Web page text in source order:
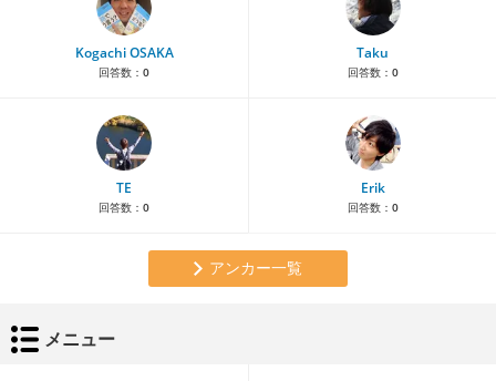
Kogachi OSAKA
回答数： 0
Taku
回答数： 0
TE
回答数： 0
Erik
回答数： 0
アンカー一覧
メニュー